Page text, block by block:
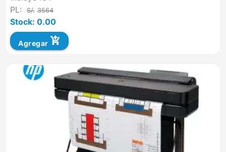
PL:
S/. 3564
Stock: 0.00
Agregar add_shopping_cart